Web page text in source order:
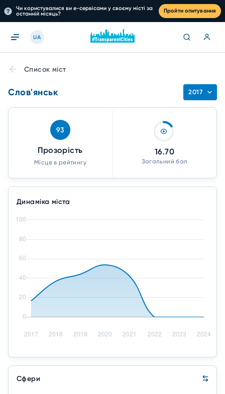
Чи користувалися ви е-сервісами у своєму місті за
останній місяць?
Пройти опитування
UA
Список міст
Слов'янськ 2017
93
Прозорість
Місце в рейтингу
16.70
Загальний бал
Динаміка міста
Сфери